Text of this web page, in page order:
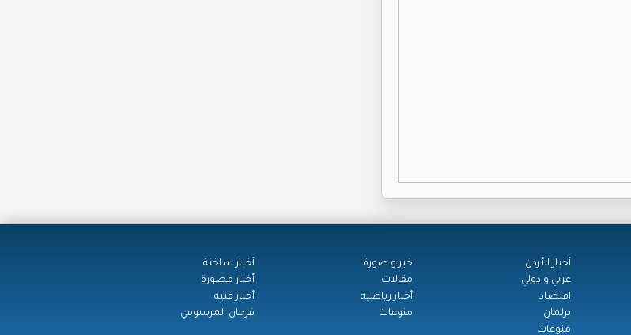
أخبار الأردن
عربي و دولي
اقتصاد
برلمان
منوعات
خبر و صورة
مقالات
أخبار رياضية
منوعات
أخبار ساخنة
أخبار مصورة
أخبار فنية
فرحان المرسومي